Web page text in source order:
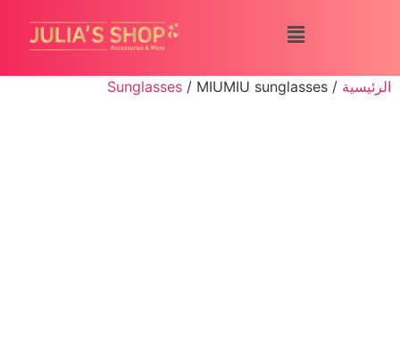
الرئيسية /
Sunglasses / MIUMIU sunglasses